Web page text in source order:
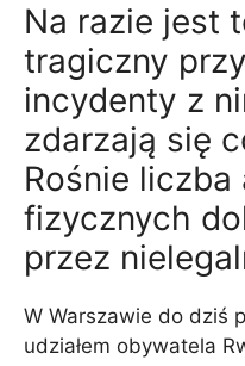
Na razie jest
tragiczny
incydenty z
zdarzają się
Rośnie liczba
fizycznych
przez
W Warszawie do dziś
udziałem obywatela